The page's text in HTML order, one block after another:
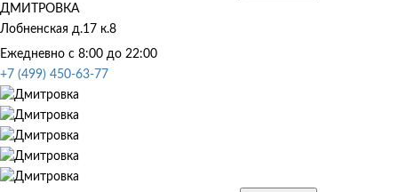
ДМИТРОВКА
Лобненская д.17 к.8
Ежедневно с 8:00 до 22:00
+7 (499) 450-63-77